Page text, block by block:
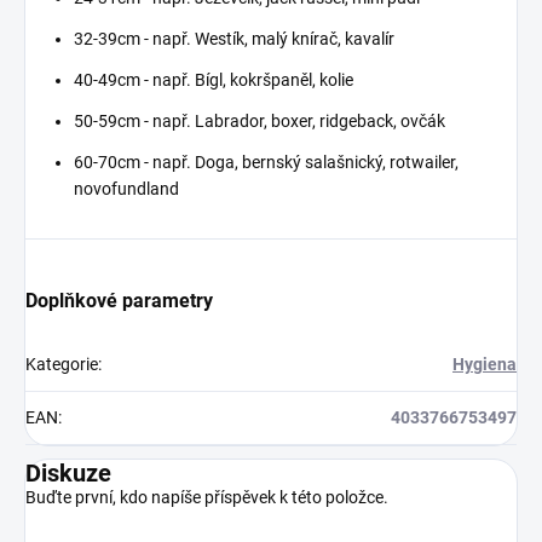
32-39cm - např. Westík, malý knírač, kavalír
40-49cm - např. Bígl, kokršpaněl, kolie
50-59cm - např. Labrador, boxer, ridgeback, ovčák
60-70cm - např. Doga, bernský salašnický, rotwailer,
novofundland
Doplňkové parametry
Kategorie: Hygiena
EAN: 4033766753497
Diskuze
Buďte první, kdo napíše příspěvek k této položce.